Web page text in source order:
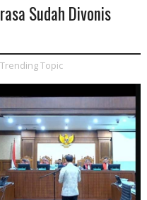
Sudah Divonis
Trending Topic